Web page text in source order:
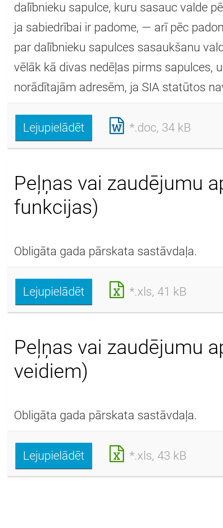
dalībnieku sapulce, kuru sasauc valde
ja sabiedrībai ir padome, — arī pēc
par dalībnieku sapulces sasaukšanu
vēlāk kā divas nedēļas pirms sapulces,
norādītajām adresēm, ja SIA statūtos
Lejupielādēt *.doc, 34 kB
Peļņas vai zaudējumu
funkcijas)
Obligāta gada pārskata sastāvdaļa.
Lejupielādēt *.xls, 41 kB
Peļņas vai zaudējumu
veidiem)
Obligāta gada pārskata sastāvdaļa.
Lejupielādēt *.xls, 43 kB